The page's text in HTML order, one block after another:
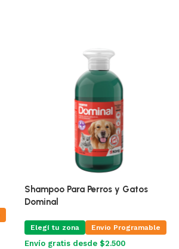
Shampoo Para Perros y Gatos
Dominal
Elegí tu zona Envio Programable
Envío gratis desde $2.500